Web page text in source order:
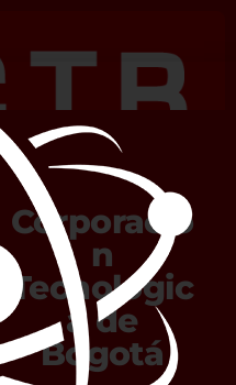
VIDEOLLAMADA
Corporació
n
Tecnológic
a de
Bogotá